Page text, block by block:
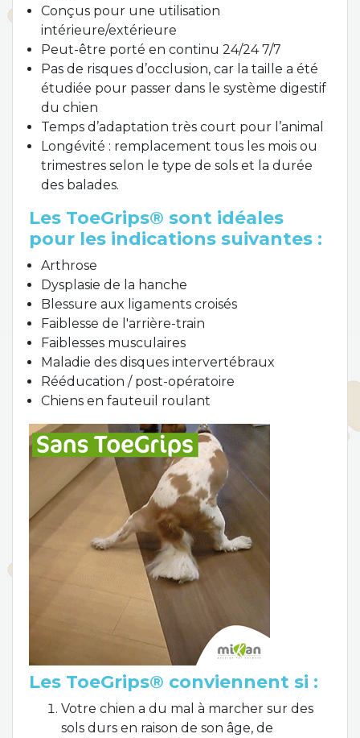
Conçus pour une utilisation
intérieure/extérieure
Peut-être porté en continu 24/24 7/7
Pas de risques d’occlusion, car la taille a été
étudiée pour passer dans le système digestif
du chien
Temps d’adaptation très court pour l’animal
Longévité : remplacement tous les mois ou
trimestres selon le type de sols et la durée
des balades.
Les ToeGrips® sont idéales
pour les indications suivantes :
Arthrose
Dysplasie de la hanche
Blessure aux ligaments croisés
Faiblesse de l'arrière-train
Faiblesses musculaires
Maladie des disques intervertébraux
Rééducation / post-opératoire
Chiens en fauteuil roulant
Les ToeGrips® conviennent si :
Votre chien a du mal à marcher sur des
sols durs en raison de son âge, de